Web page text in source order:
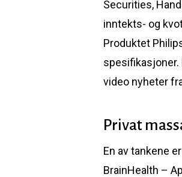
Securities,
inntekts- og
Produktet
spesifikasjoner.
video nyheter
Privat
En av tankene
BrainHealth –